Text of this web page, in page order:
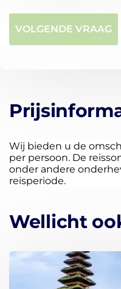
VOLGENDE VRAAG
Wij bieden u de
per persoon. De
onder andere
reisperiode.
Wellicht